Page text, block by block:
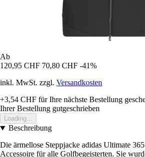
Ab
120,95 CHF 70,80 CHF -41%
inkl. MwSt. zzgl. Versandkosten
+3,54 CHF für Ihre nächste Bestellung
Ihrer Bestellung gutgeschrieben
Loading...
Beschreibung
Die ärmellose Steppjacke adidas Ultimate
Accessoire für alle Golfbegeisterten. Sie